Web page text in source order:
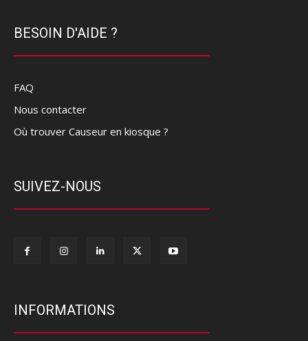
BESOIN D'AIDE ?
FAQ
Nous contacter
Où trouver Causeur en kiosque ?
SUIVEZ-NOUS
INFORMATIONS